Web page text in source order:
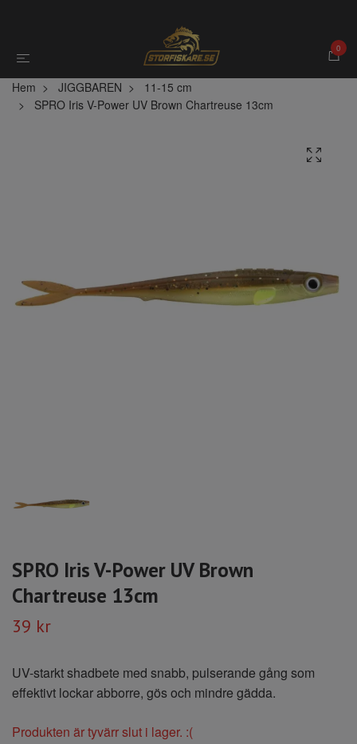
0
Hem JIGGBAREN
11-15 cm
SPRO Iris V-Power UV Brown Chartreuse 13cm
SPRO Iris V-Power UV Brown
Chartreuse 13cm
39 kr
UV-starkt shadbete med snabb, pulserande gång som
effektivt lockar abborre, gös och mindre gädda.
Produkten är tyvärr slut i lager. :(